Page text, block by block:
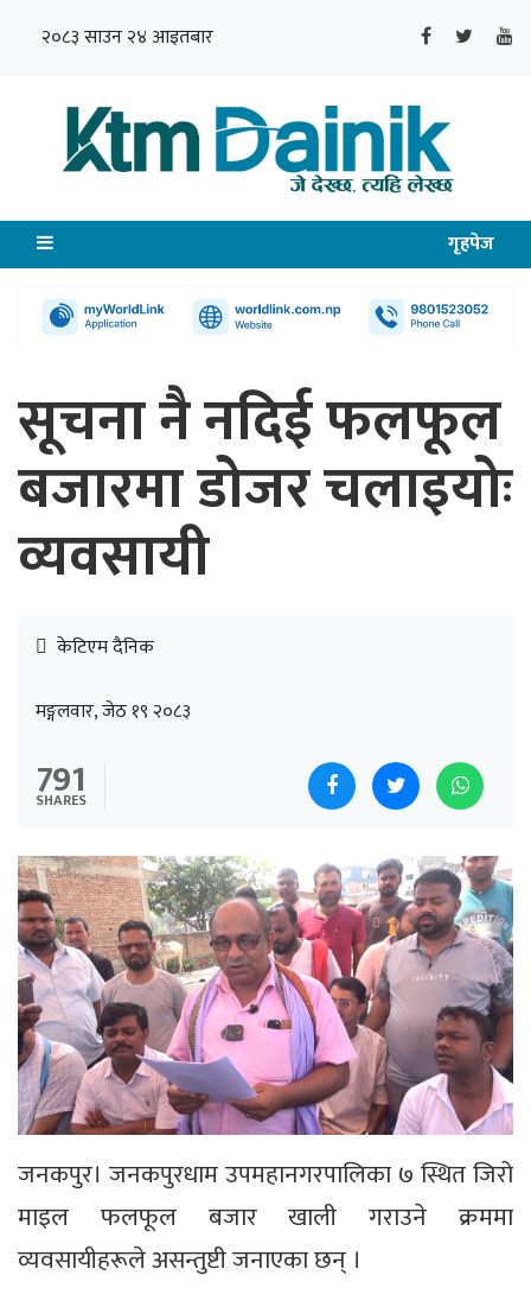
२०८३ साउन २४ आइतबार
गृहपेज
सूचना नै नदिई फलफूल
बजारमा डोजर चलाइयोः
व्यवसायी
केटिएम दैनिक
मङ्गलवार, जेठ १९ २०८३
791
SHARES
जनकपुर। जनकपुरधाम उपमहानगरपालिका ७ स्थित जिरो
माइल फलफूल बजार खाली गराउने क्रममा
व्यवसायीहरूले असन्तुष्टी जनाएका छन् ।